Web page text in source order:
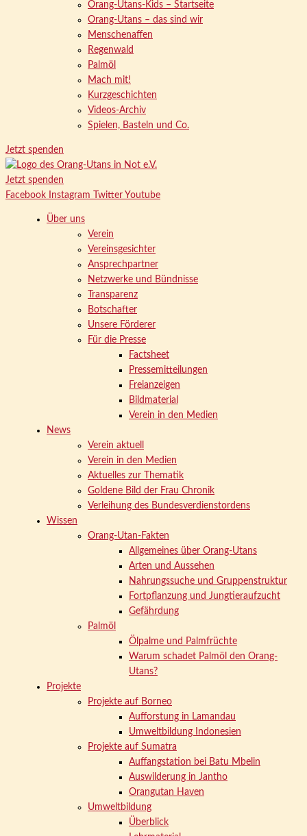
Orang-Utans-Kids – Startseite
Orang-Utans – das sind wir
Menschenaffen
Regenwald
Palmöl
Mach mit!
Kurzgeschichten
Videos-Archiv
Spielen, Basteln und Co.
Jetzt spenden
Jetzt spenden
Facebook
Instagram Twitter Youtube
Über uns
Verein
Vereinsgesichter
Ansprechpartner
Netzwerke und Bündnisse
Transparenz
Botschafter
Unsere Förderer
Für die Presse
Factsheet
Pressemitteilungen
Freianzeigen
Bildmaterial
Verein in den Medien
News
Verein aktuell
Verein in den Medien
Aktuelles zur Thematik
Goldene Bild der Frau Chronik
Verleihung des Bundesverdienstordens
Wissen
Orang-Utan-Fakten
Allgemeines über Orang-Utans
Arten und Aussehen
Nahrungssuche und Gruppenstruktur
Fortpflanzung und Jungtieraufzucht
Gefährdung
Palmöl
Ölpalme und Palmfrüchte
Warum schadet Palmöl den Orang-
Utans?
Projekte
Projekte auf Borneo
Aufforstung in Lamandau
Umweltbildung Indonesien
Projekte auf Sumatra
Auffangstation bei Batu Mbelin
Auswilderung in Jantho
Orangutan Haven
Umweltbildung
Überblick